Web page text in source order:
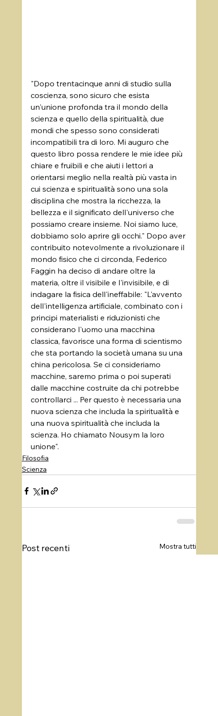
"Dopo trentacinque anni di studio sulla
coscienza, sono sicuro che esista
un'unione profonda tra il mondo della
scienza e quello della spiritualità, due
mondi che spesso sono considerati
incompatibili tra di loro. Mi auguro che
questo libro possa rendere le mie idee più
chiare e fruibili e che aiuti i lettori a
orientarsi meglio nella realtà più vasta in
cui scienza e spiritualità sono una sola
disciplina che mostra la ricchezza, la
bellezza e il significato dell'universo che
possiamo creare insieme. Noi siamo luce,
dobbiamo solo aprire gli occhi." Dopo aver
contribuito notevolmente a rivoluzionare il
mondo fisico che ci circonda, Federico
Faggin ha deciso di andare oltre la
materia, oltre il visibile e l'invisibile, e di
indagare la fisica dell'ineffabile: "L'avvento
dell'intelligenza artificiale, combinato con i
principi materialisti e riduzionisti che
considerano l'uomo una macchina
classica, favorisce una forma di scientismo
che sta portando la società umana su una
china pericolosa. Se ci consideriamo
macchine, saremo prima o poi superati
dalle macchine costruite da chi potrebbe
controllarci ... Per questo è necessaria una
nuova scienza che includa la spiritualità e
una nuova spiritualità che includa la
scienza. Ho chiamato Nousym la loro
unione".
Filosofia
Scienza
Post recenti Mostra tutti